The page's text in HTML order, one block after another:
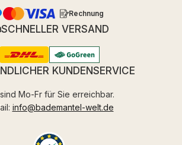
Rechnung
SCHNELLER VERSAND
KUNDENSERVICE
Mo-Fr für Sie erreichbar.
info@bademantel-welt.de